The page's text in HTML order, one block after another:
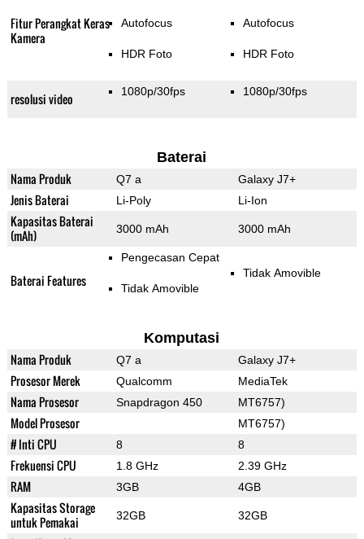
Fitur Perangkat Keras
Kamera
Autofocus
HDR Foto
Autofocus
HDR Foto
resolusi video 1080p/30fps 1080p/30fps
Baterai
Nama Produk Q7 a Galaxy J7+
Jenis Baterai Li-Poly Li-Ion
Kapasitas Baterai
(mAh)
3000 mAh 3000 mAh
Baterai Features
Pengecasan Cepat
Tidak Amovible
Tidak Amovible
Komputasi
Nama Produk Q7 a Galaxy J7+
Prosesor Merek Qualcomm MediaTek
Nama Prosesor Snapdragon 450 MT6757)
Model Prosesor MT6757)
# Inti CPU 8 8
Frekuensi CPU 1.8 GHz 2.39 GHz
RAM 3GB 4GB
Kapasitas Storage
untuk Pemakai
32GB 32GB